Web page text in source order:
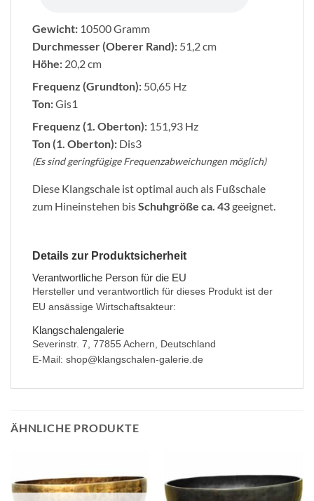
Gewicht: 10500 Gramm
Durchmesser (Oberer Rand): 51,2 cm
Höhe: 20,2 cm
Frequenz (Grundton): 50,65 Hz
Ton:Gis1
Frequenz (1. Oberton): 151,93 Hz
Ton (1. Oberton): Dis3
(Es sind geringfügige Frequenzabweichungen möglich)
Diese Klangschale ist optimal auch als Fußschale
zum Hineinstehen bisSchuhgröße ca. 43geeignet.
Details zur Produktsicherheit
Verantwortliche Person für die EU
Hersteller und verantwortlich für dieses Produkt ist der
EU ansässige Wirtschaftsakteur:
Klangschalengalerie
Severinstr. 7, 77855 Achern, Deutschland
E-Mail: shop@klangschalen-galerie.de
ÄHNLICHE PRODUKTE